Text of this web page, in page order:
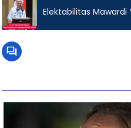
Elektabilitas